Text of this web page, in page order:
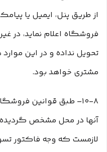
از طریق پنل، ایمیل یا
فروشگاه اعلام نماید، در
تحویل نداده و در این
مشتری خواهد بود.
۱۰-۸– طبق قوانین
آنها در محل مشخص گردیده
لازمست که وجه فاکتور